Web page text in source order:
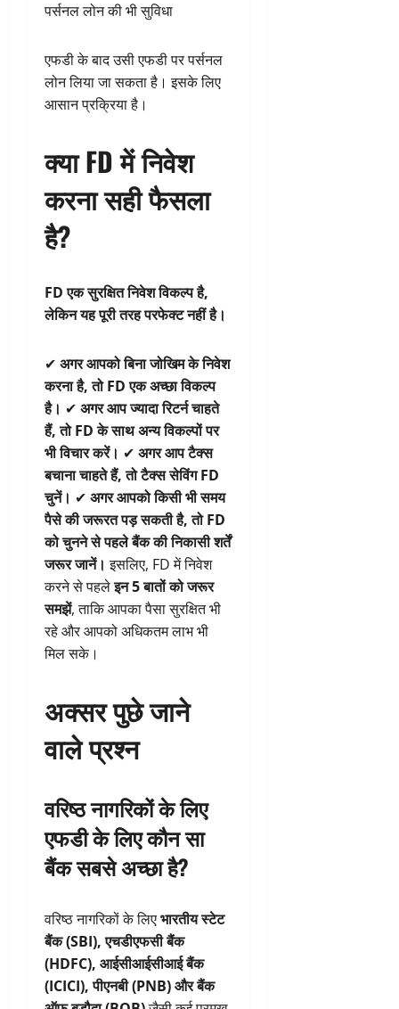
पर्सनल लोन की भी सुविधा
एफडी के बाद उसी एफडी पर पर्सनल
लोन लिया जा सकता है। इसके लिए
आसान प्रक्रिया है।
क्या FD में निवेश
करना सही फैसला
है?
FD एक सुरक्षित निवेश विकल्प है,
लेकिन यह पूरी तरह परफेक्ट नहीं है।
✔ अगर आपको बिना जोखिम के निवेश
करना है, तो FD एक अच्छा विकल्प
है। ✔ अगर आप ज्यादा रिटर्न चाहते
हैं, तो FD के साथ अन्य विकल्पों पर
भी विचार करें। ✔ अगर आप टैक्स
बचाना चाहते हैं, तो टैक्स सेविंग FD
चुनें। ✔ अगर आपको किसी भी समय
पैसे की जरूरत पड़ सकती है, तो FD
को चुनने से पहले बैंक की निकासी शर्तें
जरूर जानें। इसलिए, FD में निवेश
करने से पहलेइन 5 बातों को जरूर
समझें, ताकि आपका पैसा सुरक्षित भी
रहे और आपको अधिकतम लाभ भी
मिल सके।
अक्सर पुछे जाने
वाले प्रश्न
वरिष्ठ नागरिकों के लिए
एफडी के लिए कौन सा
बैंक सबसे अच्छा है?
वरिष्ठ नागरिकों के लिएभारतीय स्टेट
बैंक (SBI), एचडीएफसी बैंक
(HDFC), आईसीआईसीआई बैंक
(ICICI), पीएनबी (PNB) और बैंक